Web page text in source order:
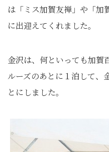
は「ミス加賀友禅」や「加
に出迎えてくれました。
金沢は、何といっても加賀
ルーズのあとに１泊して、
とにしました。